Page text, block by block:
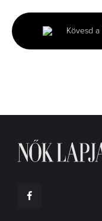
43
seconds
Kövesd a